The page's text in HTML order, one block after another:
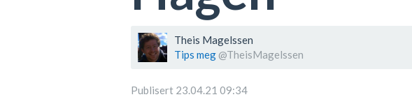
Theis Magelssen
Tips meg @TheisMagelssen
Publisert 23.04.21 09:34